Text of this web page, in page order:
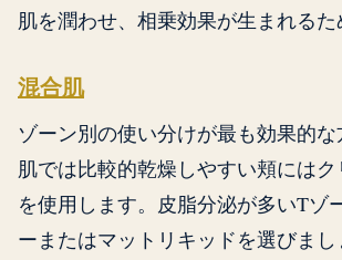
肌を潤わせ、相乗効果が生まれるた
混合肌
ゾーン別の使い分けが最も効果的
肌では比較的乾燥しやすい頬には
を使用します。皮脂分泌が多いTゾ
ーまたはマットリキッドを選びま